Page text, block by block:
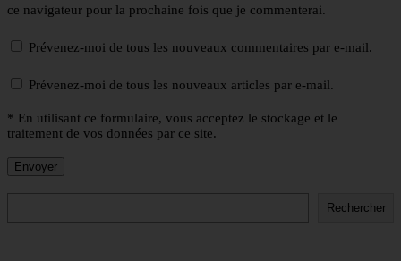
ce navigateur pour la prochaine fois que je commenterai.
Prévenez-moi de tous les nouveaux commentaires par e-mail.
Prévenez-moi de tous les nouveaux articles par e-mail.
* En utilisant ce formulaire, vous acceptez le stockage et le
traitement de vos données par ce site.
Rechercher